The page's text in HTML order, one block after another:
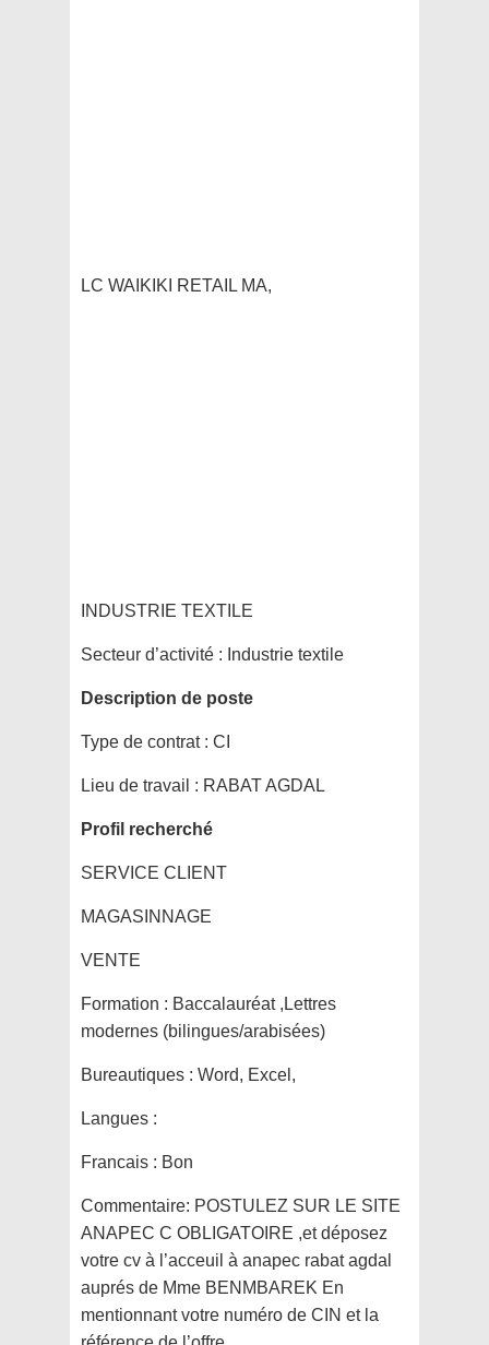
LC WAIKIKI RETAIL MA,
INDUSTRIE TEXTILE
Secteur d’activité : Industrie textile
Description de poste
Type de contrat : CI
Lieu de travail : RABAT AGDAL
Profil recherché
SERVICE CLIENT
MAGASINNAGE
VENTE
Formation : Baccalauréat ,Lettres
modernes (bilingues/arabisées)
Bureautiques : Word, Excel,
Langues :
Francais : Bon
Commentaire: POSTULEZ SUR LE SITE
ANAPEC C OBLIGATOIRE ,et déposez
votre cv à l’acceuil à anapec rabat agdal
auprés de Mme BENMBAREK En
mentionnant votre numéro de CIN et la